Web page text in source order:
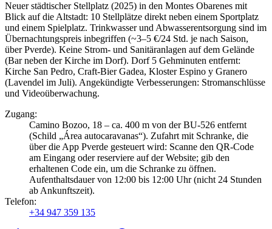
Neuer städtischer Stellplatz (2025) in den Montes Obarenes mit
Blick auf die Altstadt: 10 Stellplätze direkt neben einem Sportplatz
und einem Spielplatz. Trinkwasser und Abwasserentsorgung sind im
Übernachtungspreis inbegriffen (~3–5 €/24 Std. je nach Saison,
über Pverde). Keine Strom- und Sanitäranlagen auf dem Gelände
(Bar neben der Kirche im Dorf). Dorf 5 Gehminuten entfernt:
Kirche San Pedro, Craft-Bier Gadea, Kloster Espino y Granero
(Lavendel im Juli). Angekündigte Verbesserungen: Stromanschlüsse
und Videoüberwachung.
Zugang:
Camino Bozoo, 18 – ca. 400 m von der BU-526 entfernt
(Schild „Área autocaravanas“). Zufahrt mit Schranke, die
über die App Pverde gesteuert wird: Scanne den QR-Code
am Eingang oder reserviere auf der Website; gib den
erhaltenen Code ein, um die Schranke zu öffnen.
Aufenthaltsdauer von 12:00 bis 12:00 Uhr (nicht 24 Stunden
ab Ankunftszeit).
Telefon:
+34 947 359 135